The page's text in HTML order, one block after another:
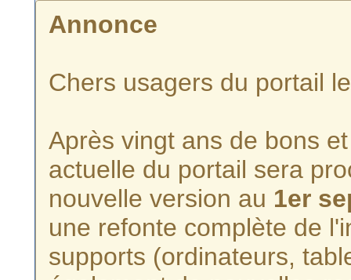
Annonce
Chers usagers du portail
Après vingt ans de bons
actuelle du portail sera
nouvelle version au 1er
une refonte complète de
supports (ordinateurs,